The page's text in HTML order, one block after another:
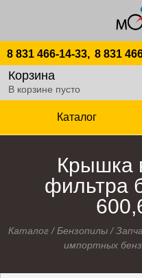
8 831 466-14-33, 8 831
Корзина
В корзине пусто
Каталог
Крышка
фильтра
Каталог /Бензопилы /
импортных